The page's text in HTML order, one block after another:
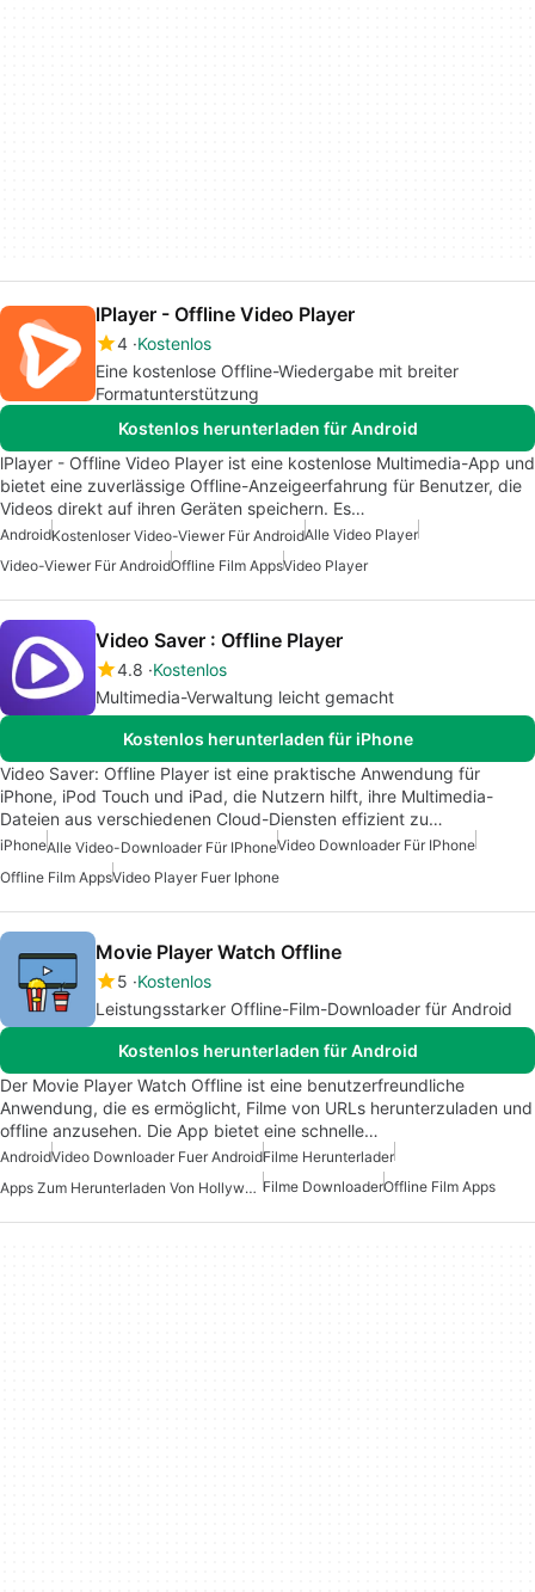
lPlayer - Offline Video Player
4 Kostenlos
Eine kostenlose Offline-Wiedergabe mit breiter
Formatunterstützung
Kostenlos herunterladen für Android
lPlayer - Offline Video Player ist eine kostenlose Multimedia-App und
bietet eine zuverlässige Offline-Anzeigeerfahrung für Benutzer, die
Videos direkt auf ihren Geräten speichern. Es…
AndroidKostenloser Video-Viewer Für AndroidAlle Video Player
Video-Viewer Für AndroidOffline Film AppsVideo Player
Video Saver : Offline Player
4.8 Kostenlos
Multimedia-Verwaltung leicht gemacht
Kostenlos herunterladen für iPhone
Video Saver: Offline Player ist eine praktische Anwendung für
iPhone, iPod Touch und iPad, die Nutzern hilft, ihre Multimedia-
Dateien aus verschiedenen Cloud-Diensten effizient zu…
iPhoneAlle Video-Downloader Für IPhoneVideo Downloader Für IPhone
Offline Film AppsVideo Player Fuer Iphone
Movie Player Watch Offline
5 Kostenlos
Leistungsstarker Offline-Film-Downloader für Android
Kostenlos herunterladen für Android
Der Movie Player Watch Offline ist eine benutzerfreundliche
Anwendung, die es ermöglicht, Filme von URLs herunterzuladen und
offline anzusehen. Die App bietet eine schnelle…
AndroidVideo Downloader Fuer AndroidFilme Herunterlader
Apps Zum Herunterladen Von Hollywood Und Bollywood Filmen Filme DownloaderOffline Film Apps